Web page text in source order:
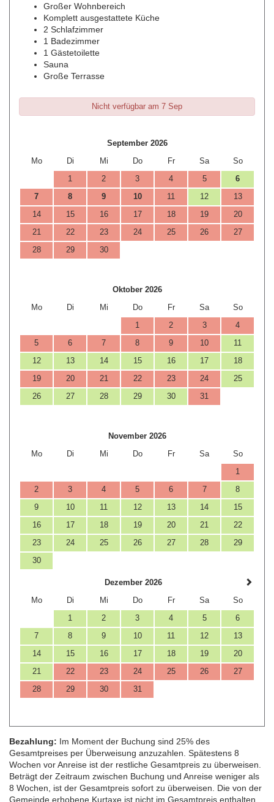
Großer Wohnbereich
Komplett ausgestattete Küche
2 Schlafzimmer
1 Badezimmer
1 Gästetoilette
Sauna
Große Terrasse
Nicht verfügbar am 7 Sep
September 2026
Mo
Di Mi Do Fr Sa
So
1
2 3 4 5
6
7
8 9 10 11 12
13
14
15 16 17 18 19
20
21
22 23 24 25 26
27
28
29 30
Oktober 2026
Mo
Di Mi Do Fr Sa
So
1
2 3
4
5
6 7 8 9 10
11
12
13 14 15 16 17
18
19
20 21 22 23 24
25
26
27 28 29 30 31
November 2026
Mo
Di Mi Do Fr Sa
So
1
2
3 4 5 6 7
8
9
10 11 12 13 14
15
16
17 18 19 20 21
22
23
24 25 26 27 28
29
30
Dezember 2026
Mo
Di Mi Do Fr Sa
So
1
2 3 4 5
6
7
8 9 10 11 12
13
14
15 16 17 18 19
20
21
22 23 24 25 26
27
28
29 30 31
Bezahlung: Im Moment der Buchung sind 25% des
Gesamtpreises per Überweisung anzuzahlen. Spätestens 8
Wochen vor Anreise ist der restliche Gesamtpreis zu überweisen.
Beträgt der Zeitraum zwischen Buchung und Anreise weniger als
8 Wochen, ist der Gesamtpreis sofort zu überweisen. Die von der
Gemeinde erhobene Kurtaxe ist nicht im Gesamtpreis enthalten